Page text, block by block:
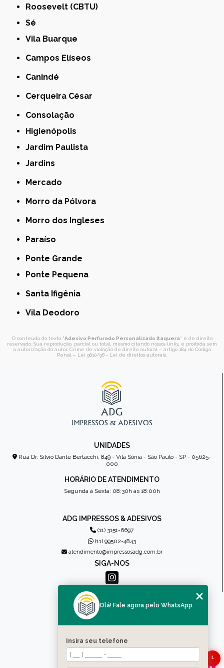
Roosevelt (CBTU)
Sé
Vila Buarque
Campos Elíseos
Canindé
Cerqueira César
Consolação
Higienópolis
Jardim Paulista
Jardins
Mercado
Morro da Pólvora
Morro dos Ingleses
Paraíso
Ponte Grande
Ponte Pequena
Santa Ifigênia
Vila Deodoro
O conteúdo do texto "Adesivo Perfurado Personalizado Itaquera" é de direito
reservado. Sua reprodução, parcial ou total, mesmo citando nossos links, é proibida sem
a autorização do autor. Crime de violação de direito autoral – artigo 184 do Código
Penal – Lei 9610/98 - Lei de direitos autorais
UNIDADES
Rua Dr. Sílvio Dante Bertacchi, 849 - Vila Sônia - São Paulo - SP - 05625-
000
HORÁRIO DE ATENDIMENTO
Segunda à Sexta: 08:30h às 18:00h
ADG IMPRESSOS & ADESIVOS
(11) 3151-6697
(11) 99502-4843
atendimento@impressosadg.com.br
SIGA-NOS
MENU
QUEM SOMOS
PRODUTOS
CONTATO
CATEGORIAS
1
Olá! Fale agora pelo WhatsApp
Insira seu telefone